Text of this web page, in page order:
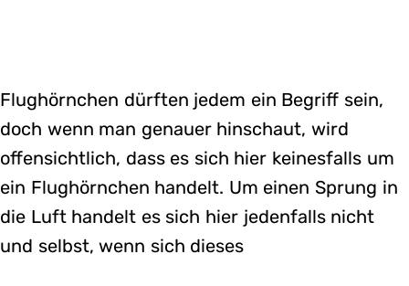
Flughörnchen dürften jedem ein Begriff sein,
doch wenn man genauer hinschaut, wird
offensichtlich, dass es sich hier keinesfalls um
ein Flughörnchen handelt. Um einen Sprung in
die Luft handelt es sich hier jedenfalls nicht
und selbst, wenn sich dieses